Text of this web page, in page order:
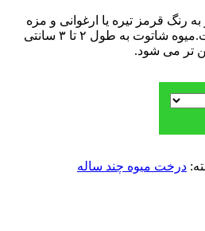
رنگ قرمز تیره یا ارغوانی و مزه
ترش و شیرین و مطبوع است.میوه شاتوت به طول ۲ تا ۳ سانتی
تر می شود.
درخت میوه چند ساله